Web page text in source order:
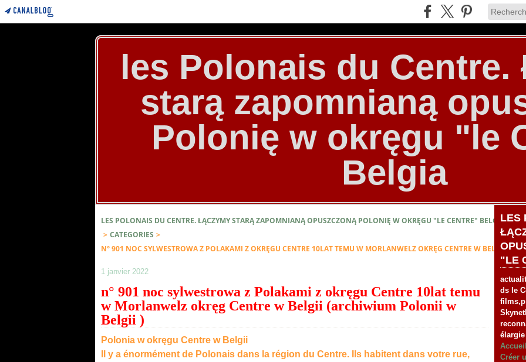
les Polonais du Centre.
starą zapomnianą
Polonię w okręgu "le
Belgia
LES POLONAIS DU CENTRE. ŁĄCZYMY STARĄ ZAPOMNIANĄ OPUSZCZONĄ POLONIĘ W OKRĘGU "LE CENTRE" BELGIA
> CATEGORIES >
N° 901 NOC SYLWESTROWA Z POLAKAMI Z OKRĘGU CENTRE 10LAT TEMU W MORLANWELZ OKRĘG CENTRE W BELGII
1 janvier 2022
n° 901 noc sylwestrowa z Polakami z okręgu Centre 10lat temu
w Morlanwelz okręg Centre w Belgii (archiwium Polonii w
Belgii )
Polonia w okręgu Centre w Belgii
Il y a énormément de Polonais dans la région du Centre. Ils habitent dans votre rue,
LES
"LE
ds le
Créer